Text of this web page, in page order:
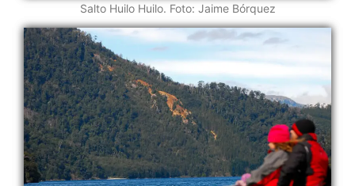
Salto Huilo Huilo. Foto: Jaime Bórquez